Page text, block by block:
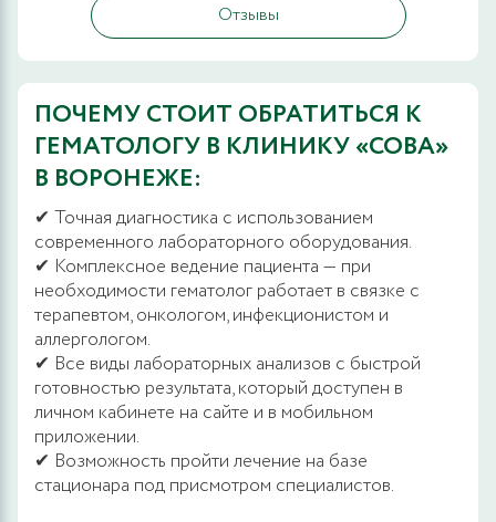
Отзывы
ПОЧЕМУ СТОИТ ОБРАТИТЬСЯ К
ГЕМАТОЛОГУ В КЛИНИКУ «СОВА»
В ВОРОНЕЖЕ:
✔ Точная диагностика с использованием
современного лабораторного оборудования.
✔ Комплексное ведение пациента — при
необходимости гематолог работает в связке с
терапевтом, онкологом, инфекционистом и
аллергологом.
✔ Все виды лабораторных анализов с быстрой
готовностью результата, который доступен в
личном кабинете на сайте и в мобильном
приложении.
✔ Возможность пройти лечение на базе
стационара под присмотром специалистов.